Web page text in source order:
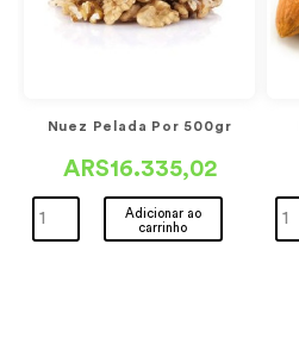
Nuez Pelada Por 500gr
ARS16.335,02
Adicionar ao
carrinho